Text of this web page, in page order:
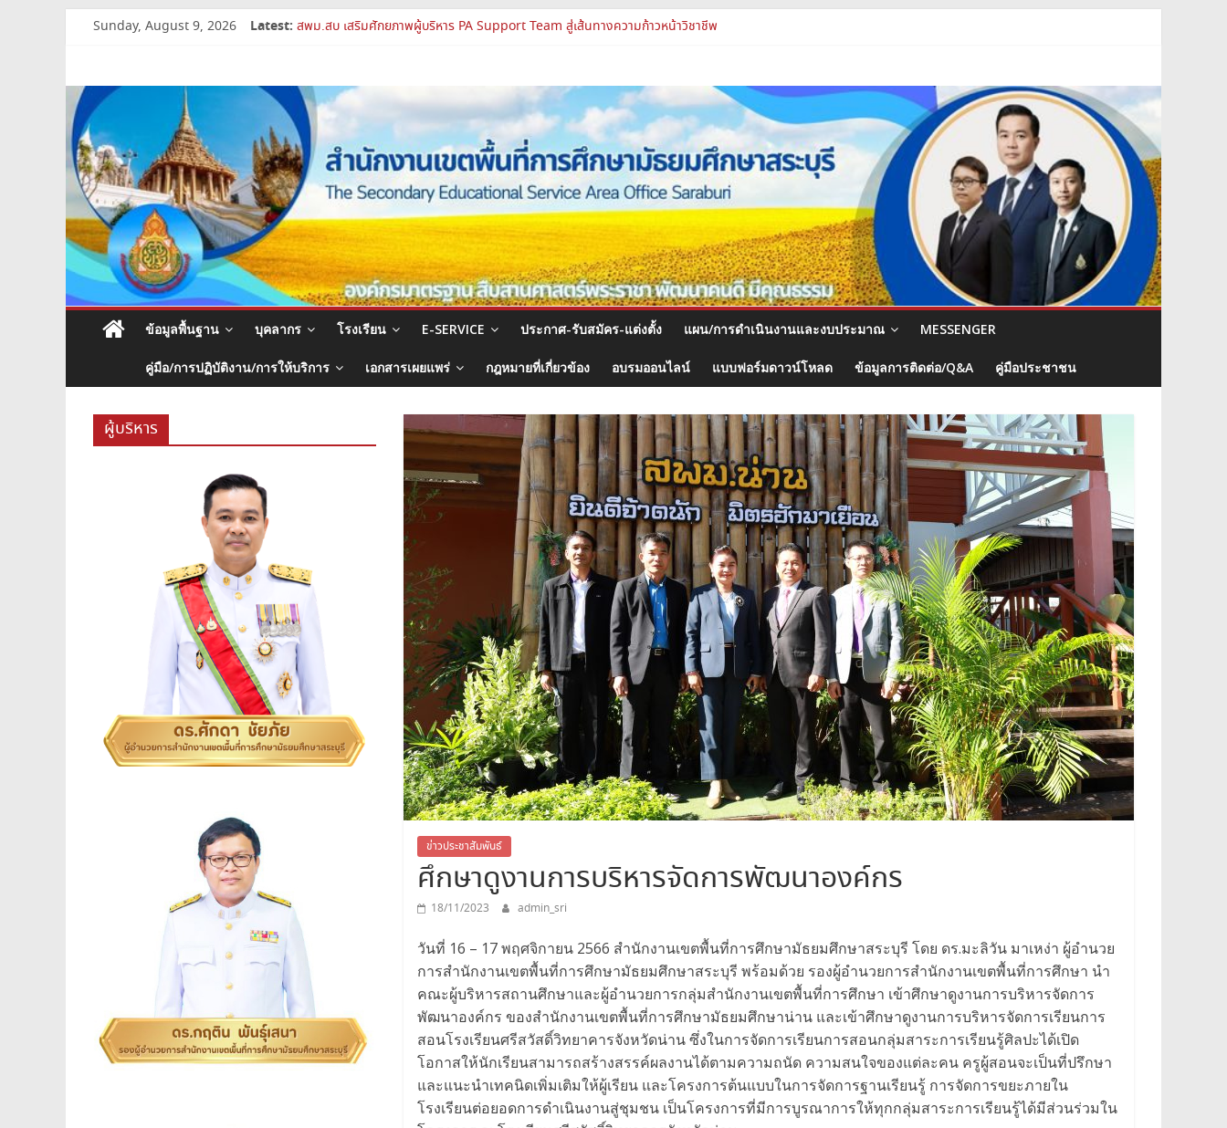
Sunday, August 9, 2026 Latest: เปิดห้องเรียนและห้องปฏิบัติการแห่งอนาคต รร.สบว.
การย้ายข้าราชการครูและบุคลากรทางการศึกษา ตำแหน่งศึกษานิเทศก์
สพม.สบ ประชุมชี้แจงแนวทางการส่งเสริมความโปร่งใสในสำนักงานเขตพื้นที่การศึกษา 2569
สำนักงาน
เขต
พื้นที่
การ
ศึกษา
มัธยมศึกษา
สระบุรี
สพม.สระบุรี,สพม.สบ,สำนักงาน
เขต
ข้อมูลพื้นฐาน บุคลากร โรงเรียน E-SERVICE ประกาศ-รับสมัคร-แต่งตั้ง แผน/การดำเนินงานและงบประมาณ MESSENGER
คู่มือ/การปฏิบัติงาน/การให้บริการ เอกสารเผยแพร่ กฎหมายที่เกี่ยวข้อง อบรมออนไลน์ แบบฟอร์มดาวน์โหลด ข้อมูลการติดต่อ/Q&A คู่มือประชาชน
ข่าวประชาสัมพันธ์
ศึกษาดูงานการบริหารจัดการพัฒนาองค์กร
18/11/2023 admin_sri
วันที่ 16 – 17 พฤศจิกายน 2566 สำนักงานเขตพื้นที่การศึกษามัธยมศึกษาสระบุรี โดย ดร.มะลิวัน มาเหง่า ผู้อำนวย
การสำนักงานเขตพื้นที่การศึกษามัธยมศึกษาสระบุรี พร้อมด้วย รองผู้อำนวยการสำนักงานเขตพื้นที่การศึกษา นำ
คณะผู้บริหารสถานศึกษาและผู้อำนวยการกลุ่มสำนักงานเขตพื้นที่การศึกษา เข้าศึกษาดูงานการบริหารจัดการ
พัฒนาองค์กร ของสำนักงานเขตพื้นที่การศึกษามัธยมศึกษาน่าน และเข้าศึกษาดูงานการบริหารจัดการเรียนการ
สอนโรงเรียนศรีสวัสดิ์วิทยาคารจังหวัดน่าน ซึ่งในการจัดการเรียนการสอนกลุ่มสาระการเรียนรู้ศิลปะได้เปิด
โอกาสให้นักเรียนสามารถสร้างสรรค์ผลงานได้ตามความถนัด ความสนใจของแต่ละคน ครูผู้สอนจะเป็นที่ปรึกษา
และแนะนำเทคนิดเพิ่มเติมให้ผู้เรียน และโครงการต้นแบบในการจัดการฐานเรียนรู้ การจัดการขยะภายใน
โรงเรียนต่อยอดการดำเนินงานสู่ชุมชน เป็นโครงการที่มีการบูรณาการให้ทุกกลุ่มสาระการเรียนรู้ได้มีส่วนร่วมใน
ผู้บริหาร